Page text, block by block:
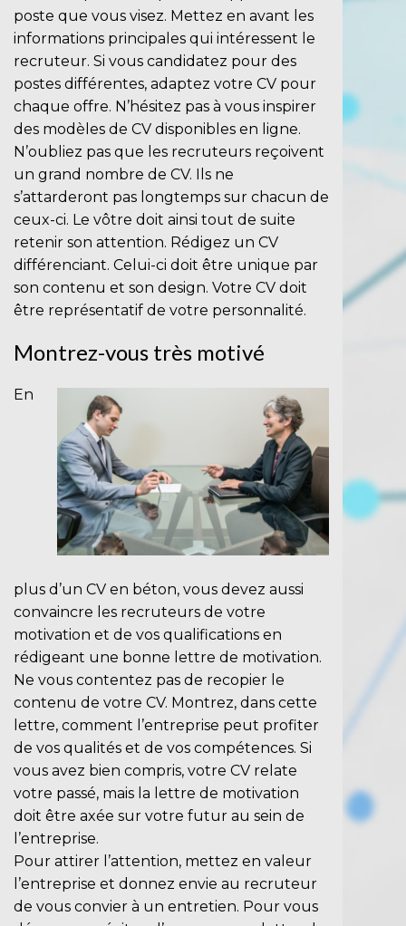
poste que vous visez. Mettez en avant les
informations principales qui intéressent le
recruteur. Si vous candidatez pour des
postes différentes, adaptez votre CV pour
chaque offre. N’hésitez pas à vous inspirer
des modèles de CV disponibles en ligne.
N’oubliez pas que les recruteurs reçoivent
un grand nombre de CV. Ils ne
s’attarderont pas longtemps sur chacun de
ceux-ci. Le vôtre doit ainsi tout de suite
retenir son attention. Rédigez un CV
différenciant. Celui-ci doit être unique par
son contenu et son design. Votre CV doit
être représentatif de votre personnalité.
Montrez-vous très motivé
En
plus d’un CV en béton, vous devez aussi
convaincre les recruteurs de votre
motivation et de vos qualifications en
rédigeant une bonne lettre de motivation.
Ne vous contentez pas de recopier le
contenu de votre CV. Montrez, dans cette
lettre, comment l’entreprise peut profiter
de vos qualités et de vos compétences. Si
vous avez bien compris, votre CV relate
votre passé, mais la lettre de motivation
doit être axée sur votre futur au sein de
l’entreprise.
Pour attirer l’attention, mettez en valeur
l’entreprise et donnez envie au recruteur
de vous convier à un entretien. Pour vous